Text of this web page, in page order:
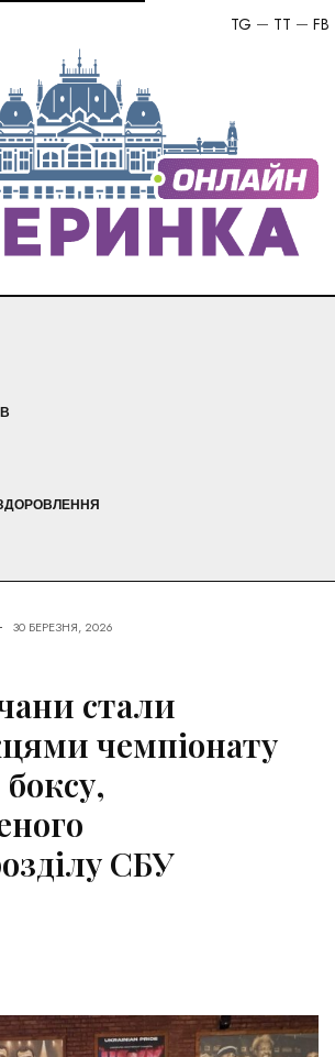
FB
TT
TG
30 БЕРЕЗНЯ, 2026
стали
чемпіонату
боксу,
СБУ